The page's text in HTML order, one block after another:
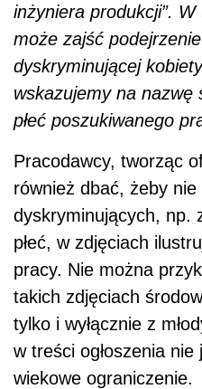
inżyniera produkcji”.
może zajść
dyskryminującej
wskazujemy na nazwę
płeć poszukiwanego
Pracodawcy, tworząc
również dbać, żeby nie
dyskryminujących, np.
płeć, w zdjęciach
pracy. Nie można
takich zdjęciach
tylko i wyłącznie z
w treści ogłoszenia
wiekowe ograniczenie.